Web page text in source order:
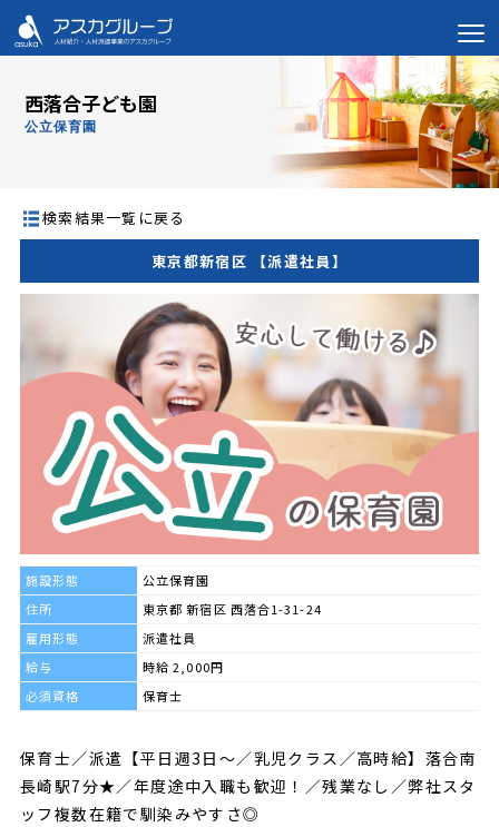
西落合子ども園
公立保育園
検索結果一覧に戻る
東京都新宿区 【派遣社員】
施設形態
公立保育園
住所
東京都 新宿区 西落合1-31-24
雇用形態
派遣社員
給与
時給 2,000円
必須資格
保育士
保育士／派遣【平日週3日～／乳児クラス／高時給】落合南
長崎駅7分★／年度途中入職も歓迎！／残業なし／弊社スタ
ッフ複数在籍で馴染みやすさ◎